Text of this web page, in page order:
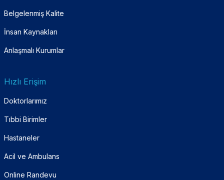
Belgelenmiş Kalite
İnsan Kaynakları
Anlaşmalı Kurumlar
Hızlı Erişim
Doktorlarımız
Tıbbi Birimler
Hastaneler
Acil ve Ambulans
Online Randevu